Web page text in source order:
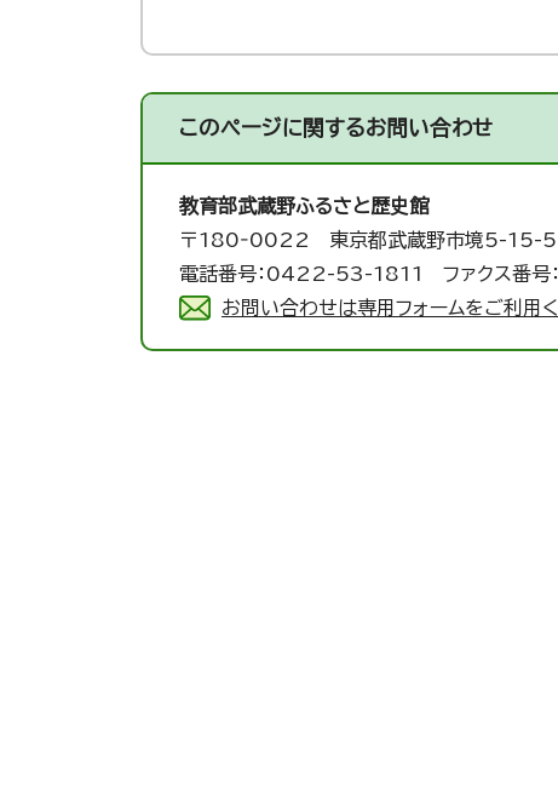
このページに関するお問い合わせ
教育部武蔵野ふるさと歴史館
〒180‐0022 東京都武蔵野市境5-15-5
電話番号：0422-53-1811 ファクス番
お問い合わせは専用フォームをご利用く